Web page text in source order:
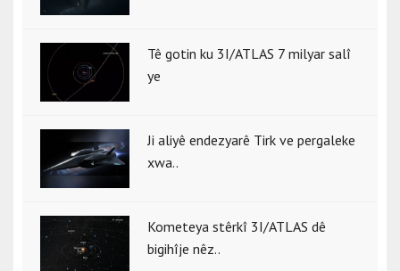
Tê gotin ku 3I/ATLAS 7 milyar salî
ye
Ji aliyê endezyarê Tirk ve pergaleke
xwa..
Kometeya stêrkî 3I/ATLAS dê
bigihîje nêz..